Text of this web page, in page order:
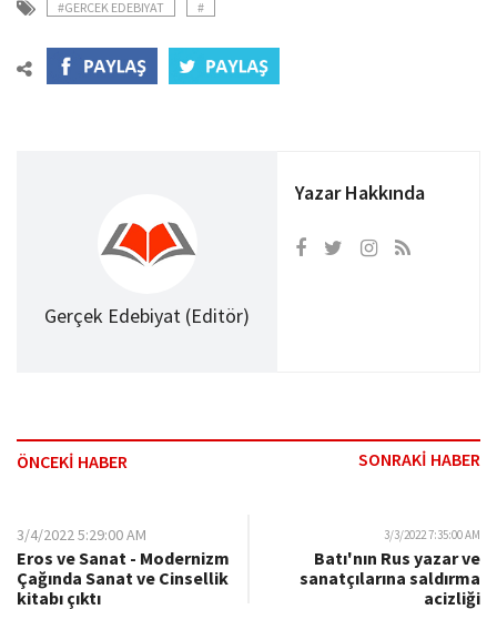
#GERCEK EDEBIYAT #
Gerçek Edebiyat (Editör)
Yazar Hakkında
ÖNCEKİ HABER SONRAKİ HABER
3/4/2022 5:29:00 AM
Eros ve Sanat - Modernizm
Çağında Sanat ve Cinsellik
kitabı çıktı
3/3/2022 7:35:00 AM
Batı'nın Rus yazar ve
sanatçılarına saldırma
acizliği